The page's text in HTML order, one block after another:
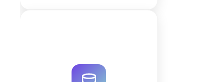
ve portföyünüzü QuintaDB AI ile
profesyonelce yönetin. Otomatik